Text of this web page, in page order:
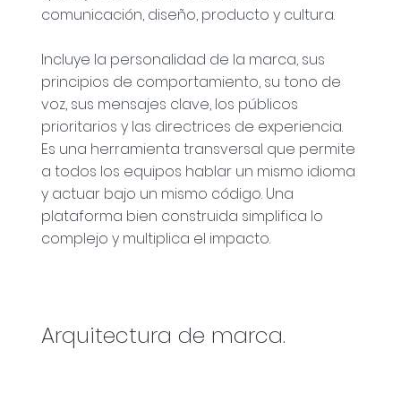
comunicación, diseño, producto y cultura.
Incluye la personalidad de la marca, sus
principios de comportamiento, su tono de
voz, sus mensajes clave, los públicos
prioritarios y las directrices de experiencia.
Es una herramienta transversal que permite
a todos los equipos hablar un mismo idioma
y actuar bajo un mismo código. Una
plataforma bien construida simplifica lo
complejo y multiplica el impacto.
Arquitectura de marca.